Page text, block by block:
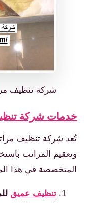
شركة تنظيف
خدمات شركة
تُعد شركة تنظيف
وتعقيم المراتب
المتخصصة في هذا
تنظيف عميق